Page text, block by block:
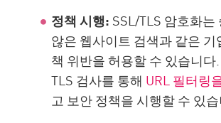
정책 시행: SSL/TLS 암호화는
않은 웹사이트 검색과 같은 기
책 위반을 허용할 수 있습니다
TLS 검사를 통해 URL 필터링
고 보안 정책을 시행할 수 있